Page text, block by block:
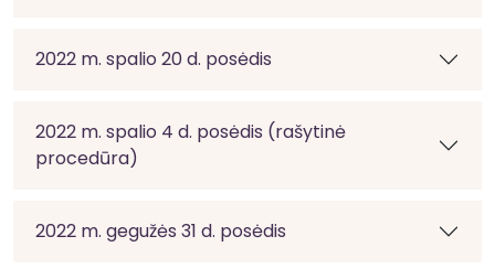
2022 m. spalio 20 d. posėdis
2022 m. spalio 4 d. posėdis (rašytinė
procedūra)
2022 m. gegužės 31 d. posėdis